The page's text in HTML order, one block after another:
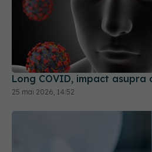
Long COVID, impact asupra
25 mai 2026, 14:52